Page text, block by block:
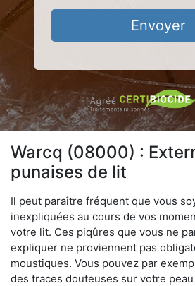
Envoyer
Warcq (08000) :
punaises de lit
Il peut paraître fréquent que vous
inexpliquées au cours de vos
votre lit. Ces piqûres que vous ne
expliquer ne proviennent pas
moustiques. Vous pouvez par
des traces douteuses sur votre